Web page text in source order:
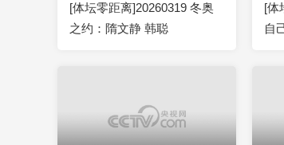
[体坛零距离]20260319 冬奥
之约：隋文静 韩聪
[体
自